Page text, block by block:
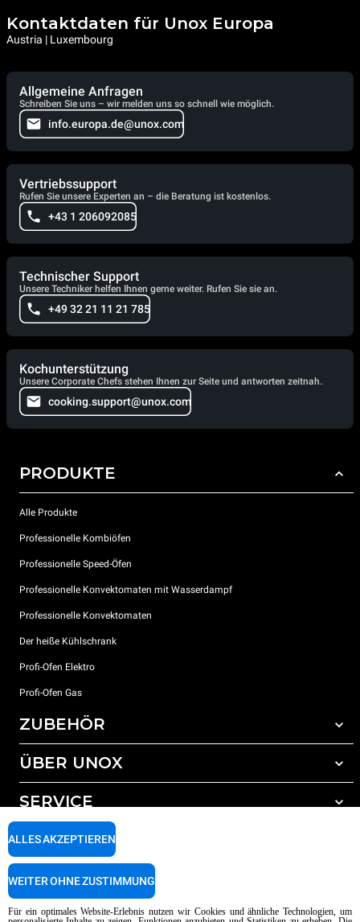
Kontaktdaten für Unox Europa
Austria | Luxembourg
Allgemeine Anfragen
Schreiben Sie uns – wir melden uns so schnell wie möglich.
info.europa.de@unox.com
Vertriebssupport
Rufen Sie unsere Experten an – die Beratung ist kostenlos.
+43 1 206092085
Technischer Support
Unsere Techniker helfen Ihnen gerne weiter. Rufen Sie sie an.
+49 32 21 11 21 785
Kochunterstützung
Unsere Corporate Chefs stehen Ihnen zur Seite und antworten zeitnah.
cooking.support@unox.com
PRODUKTE
Alle Produkte
Professionelle Kombiöfen
Professionelle Speed-Öfen
Professionelle Konvektomaten mit Wasserdampf
Professionelle Konvektomaten
Der heiße Kühlschrank
Profi-Ofen Elektro
Profi-Ofen Gas
ZUBEHÖR
Gesamtes Zubehör
Wasseraufbereitung mit Kunstharzfiltern
Wasseraufbereitung durch Umkehrosmose
ÜBER UNOX
Unsere Standorte weltweit
SERVICE
Unox garantie
Händler Suche
Für ein optimales Website-Erlebnis nutzen wir Cookies und ähnliche Technologien, um
ALLES AKZEPTIEREN
WEITER OHNE ZUSTIMMUNG